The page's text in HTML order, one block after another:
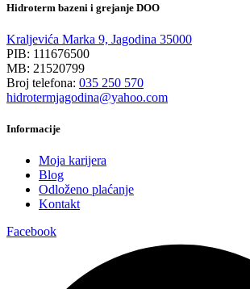
Hidroterm bazeni i grejanje DOO
Kraljevića Marka 9, Jagodina 35000
PIB: 111676500
MB: 21520799
Broj telefona: 035 250 570
hidrotermjagodina@yahoo.com
Informacije
Moja karijera
Blog
Odloženo plaćanje
Kontakt
Facebook